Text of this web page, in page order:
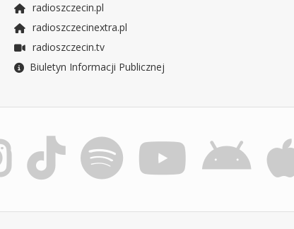
radioszczecin.pl
radioszczecinextra.pl
radioszczecin.tv
Biuletyn Informacji Publicznej